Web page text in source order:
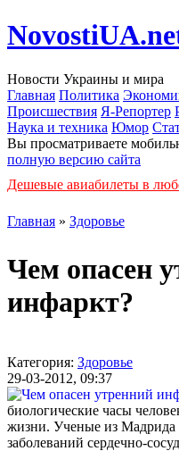
Новости Украины и мира
Главная Политика
Происшествия Я-Репортер
Наука и техника Юмор
Вы просматриваете
полную версию сайта
Дешевые авиабилеты в
Главная » Здоровье
Чем опасен
инфаркт?
Категория: Здоровье
29-03-2012, 09:37
биологические часы
жизни. Ученые из Мадрида
заболеваний сердечно-